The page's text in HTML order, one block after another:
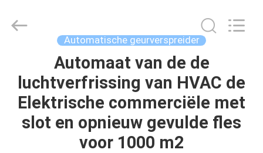
PRODUCTEN
ONGEVEER
Industrial
Automatische geurverspreider
Automaat van de de
luchtverfrissing van HVAC de
Elektrische commerciële met
slot en opnieuw gevulde fles
voor 1000 m2